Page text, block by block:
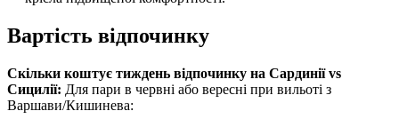
Вартість відпочинку
Скільки коштує тиждень відпочинку на Сардинії vs
Сицилії: Для пари в червні або вересні при вильоті з
Варшави/Кишинева: